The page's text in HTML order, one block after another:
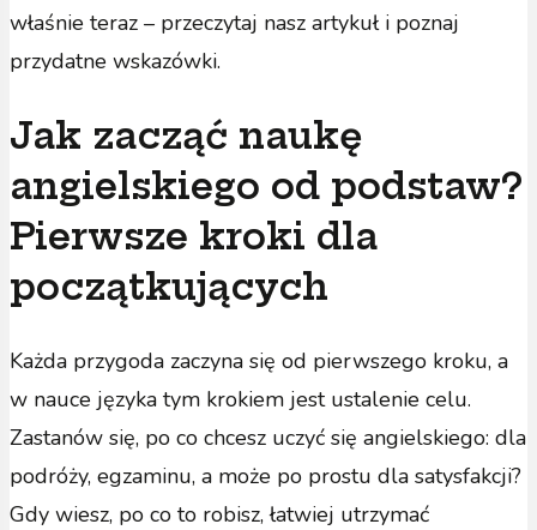
właśnie teraz – przeczytaj nasz artykuł i poznaj
przydatne wskazówki.
Jak zacząć naukę
angielskiego od podstaw?
Pierwsze kroki dla
początkujących
Każda przygoda zaczyna się od pierwszego kroku, a
w nauce języka tym krokiem jest ustalenie celu.
Zastanów się, po co chcesz uczyć się angielskiego: dla
podróży, egzaminu, a może po prostu dla satysfakcji?
Gdy wiesz, po co to robisz, łatwiej utrzymać